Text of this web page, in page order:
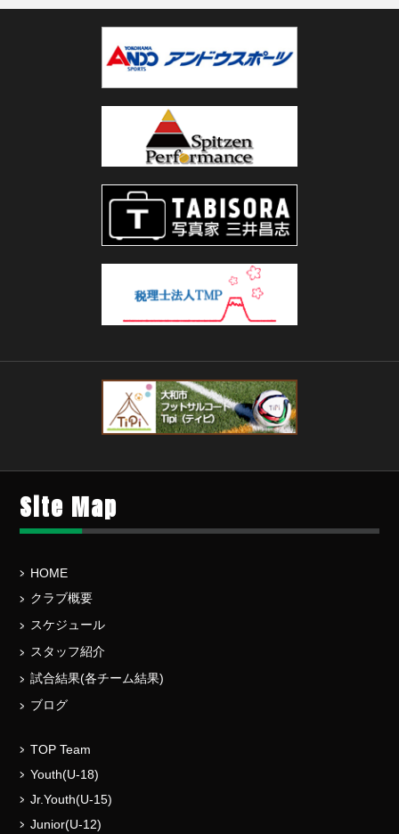
Site Map
HOME
クラブ概要
スケジュール
スタッフ紹介
試合結果(各チーム結果)
ブログ
TOP Team
Youth(U-18)
Jr.Youth(U-15)
Junior(U-12)